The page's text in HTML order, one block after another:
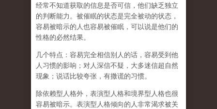
经常不知道获取的信息是否可信，他们缺乏独立
的判断能力。被催眠的状态是完全被动的状态，
容易被暗示的人也容易被催眠，可以说是他们的
性格的必然结果。
几个特点：容易完全相信别人的话，容易受到他
人习惯的影响；对人深信不疑，大多迷信超自然
现象；说话比较夸张，有撒谎的习惯。
除依赖型人格外，表演型人格和境界型人格也很
容易被暗示。表演型人格倾向的人非常渴求被关